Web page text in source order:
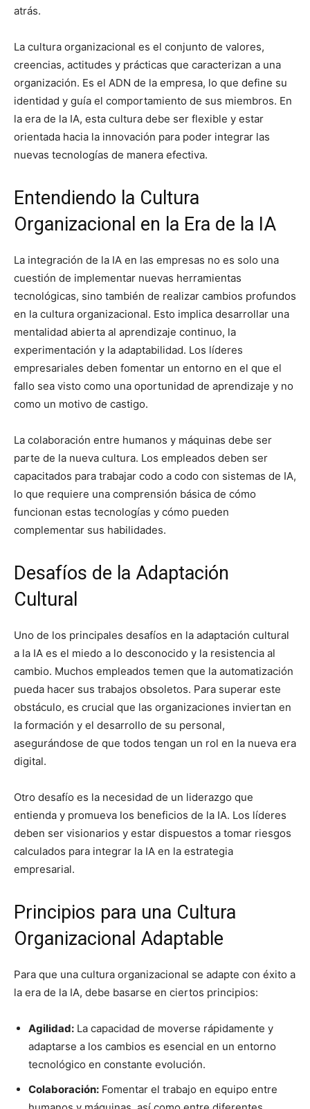
atrás.
La cultura organizacional es el conjunto de valores,
creencias, actitudes y prácticas que caracterizan a una
organización. Es el ADN de la empresa, lo que define su
identidad y guía el comportamiento de sus miembros. En
la era de la IA, esta cultura debe ser flexible y estar
orientada hacia la innovación para poder integrar las
nuevas tecnologías de manera efectiva.
Entendiendo la Cultura
Organizacional en la Era de la IA
La integración de la IA en las empresas no es solo una
cuestión de implementar nuevas herramientas
tecnológicas, sino también de realizar cambios profundos
en la cultura organizacional. Esto implica desarrollar una
mentalidad abierta al aprendizaje continuo, la
experimentación y la adaptabilidad. Los líderes
empresariales deben fomentar un entorno en el que el
fallo sea visto como una oportunidad de aprendizaje y no
como un motivo de castigo.
La colaboración entre humanos y máquinas debe ser
parte de la nueva cultura. Los empleados deben ser
capacitados para trabajar codo a codo con sistemas de IA,
lo que requiere una comprensión básica de cómo
funcionan estas tecnologías y cómo pueden
complementar sus habilidades.
Desafíos de la Adaptación
Cultural
Uno de los principales desafíos en la adaptación cultural
a la IA es el miedo a lo desconocido y la resistencia al
cambio. Muchos empleados temen que la automatización
pueda hacer sus trabajos obsoletos. Para superar este
obstáculo, es crucial que las organizaciones inviertan en
la formación y el desarrollo de su personal,
asegurándose de que todos tengan un rol en la nueva era
digital.
Otro desafío es la necesidad de un liderazgo que
entienda y promueva los beneficios de la IA. Los líderes
deben ser visionarios y estar dispuestos a tomar riesgos
calculados para integrar la IA en la estrategia
empresarial.
Principios para una Cultura
Organizacional Adaptable
Para que una cultura organizacional se adapte con éxito a
la era de la IA, debe basarse en ciertos principios:
Agilidad: La capacidad de moverse rápidamente y
adaptarse a los cambios es esencial en un entorno
tecnológico en constante evolución.
Colaboración: Fomentar el trabajo en equipo entre